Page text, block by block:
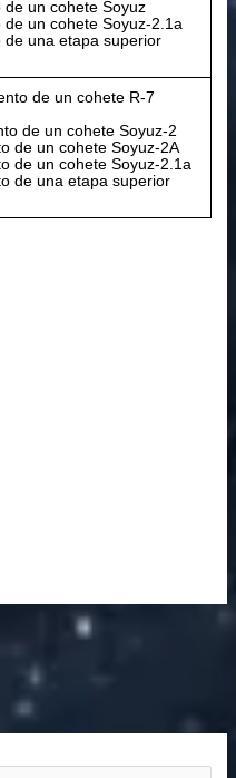
de un cohete Soyuz
de un cohete Soyuz-2.1a
de una etapa superior
de un cohete R-7
de un cohete Soyuz-2
de un cohete Soyuz-2A
de un cohete Soyuz-2.1a
de una etapa superior